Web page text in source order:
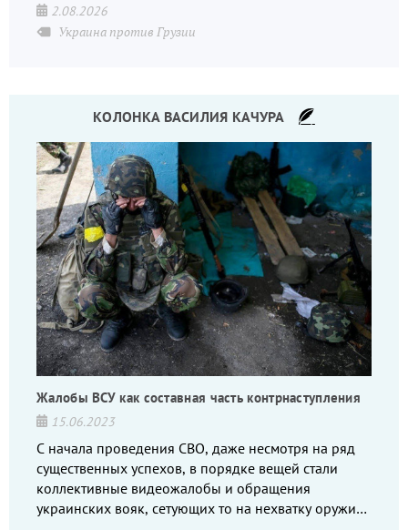
2.08.2026
Украина против Грузии
КОЛОНКА ВАСИЛИЯ КАЧУРА
Жалобы ВСУ как составная часть контрнаступления
15.06.2023
С начала проведения СВО, даже несмотря на ряд
существенных успехов, в порядке вещей стали
коллективные видеожалобы и обращения
украинских вояк, сетующих то на нехватку оружия,